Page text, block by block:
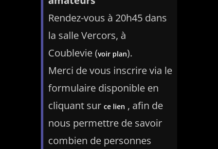
Rendez-vous à 20h45 dans
la salle Vercors, à
Coublevie (voir plan).
Merci de vous inscrire via le
formulaire disponible en
cliquant sur ce lien , afin de
nous permettre de savoir
combien de personnes